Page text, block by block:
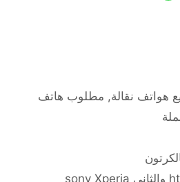
هواتف نقالة, مطلوب هاتف